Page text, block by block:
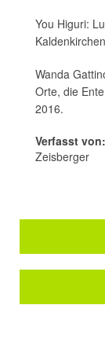
You Higuri:
Wanda
Orte, die
2016.
Verfasst von:
Zeisberger